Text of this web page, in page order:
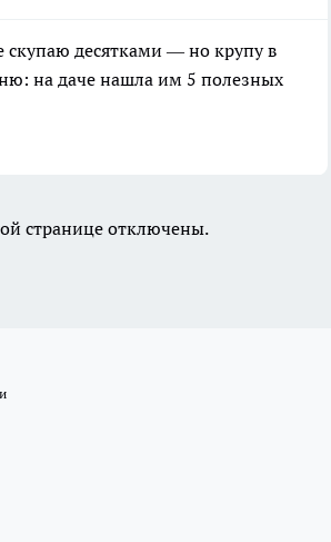
скупаю десятками — но крупу в
на даче нашла им 5 полезных
странице отключены.